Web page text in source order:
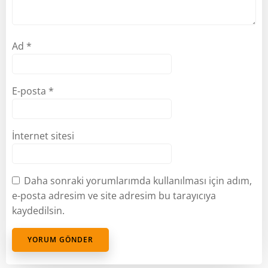
Ad *
E-posta *
İnternet sitesi
Daha sonraki yorumlarımda kullanılması için adım,
e-posta adresim ve site adresim bu tarayıcıya
kaydedilsin.